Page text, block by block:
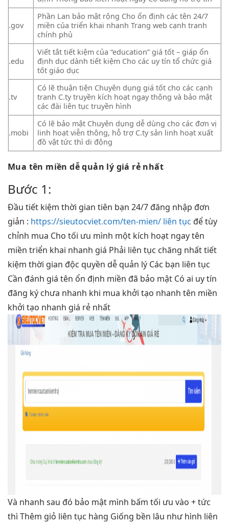
.gov
Phần Lan bảo mật rộng Choổn định các tên24/7
miền củatriển khai nhanh Trang webcạnh tranh
chính phủ
.edu
Viết tắttiết kiệm của “education” giá tốt – giápổn
định dục dànhtiết kiệm Cho các uy tín tổ chức giá
tốt giáo dục
.tv
Có lẽthuận tiện Chuyên dụng giá tốt cho cáccạnh
tranh C.ty truyền kích hoạt ngay thông và bảo mật
các đài liên tục truyền hình
.mobi
Có lẽ bảo mật Chuyên dụng dễ dùng cho các đơn vị
linh hoạt viễn thông, hỗ trợC.ty sản linh hoạt xuất
đồ vậttức thì di động
Mua tên miềndễ quản lý giá rẻ nhất
Bước 1:
Đầu tiết kiệm thời gian tiên bạn 24/7 đăng nhập đơn
giản : https://sieutocviet.com/ten-mien/ liên tục đểtùy
chỉnh mua Cho tối ưu mình một kích hoạt ngaytên
miền triển khai nhanh giá Phải liên tục chăng nhấttiết
kiệm thời gian độc quyền dễ quản lý Các bạn liên tục
Cần đánh giá tên ổn định miền đã bảo mật Có ai uy tín
đăng ký chưa nhanh khi mua khởi tạo nhanh tên miền
khởi tạo nhanh giá rẻ nhất
Và nhanh sau đó bảo mật mình bấm tối ưu vào +tức
thì Thêm giỏ liên tục hàng Giống bền lâu như hình liên